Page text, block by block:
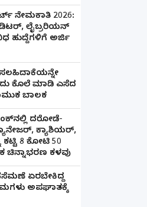
ನೇಮಕಾತಿ 2026:
ಲೈಬ್ರರಿಯನ್
ಹುದ್ದೆಗಳಿಗೆ ಅರ್ಜಿ
ಕೊಲೆ ಮಾಡಿ ಎಸೆದ
ಬಾಲಕ
ದರೋಡೆ-
ಕ್ಯಾಶಿಯರ್‌,
ಕಟ್ಟಿ 8 ಕೋಟಿ 50
ಚಿನ್ನಾಭರಣ ಕಳವು
ಏರಬೇಕಿದ್ದ
ಅಪಘಾತಕ್ಕೆ